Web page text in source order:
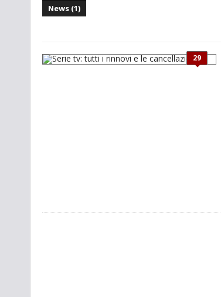
News (1)
29